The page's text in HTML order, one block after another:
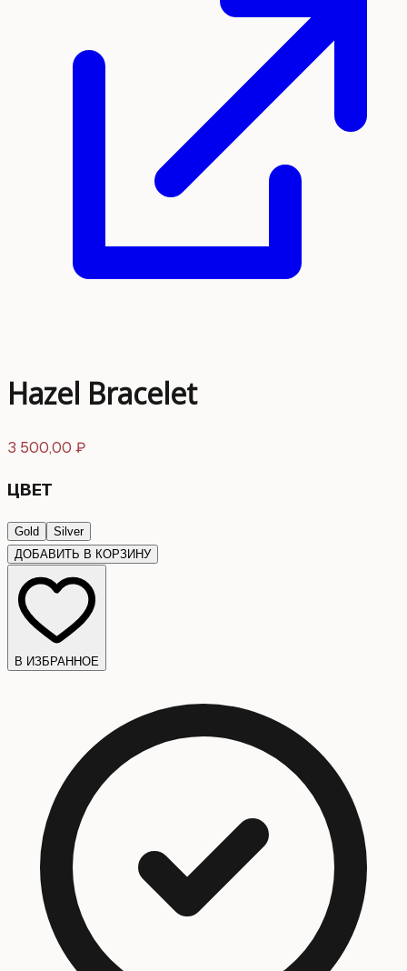
Hazel Bracelet
3 500,00 ₽
ЦВЕТ
Gold
Silver
ДОБАВИТЬ В КОРЗИНУ
В ИЗБРАННОЕ